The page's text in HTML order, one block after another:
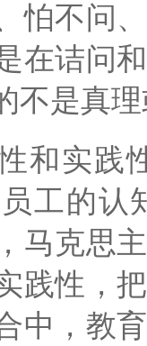
怕不问
在诘问
不是真
和实践
工的
马克思
践性，
中，教